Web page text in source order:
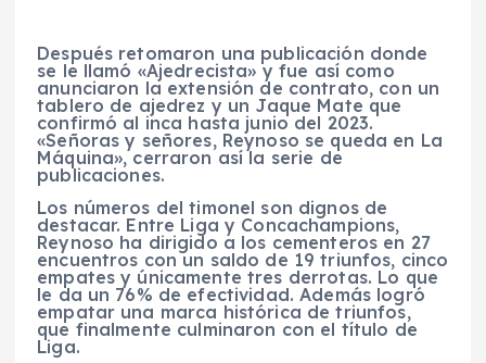
Después retomaron una publicación donde
se le llamó «Ajedrecista» y fue así como
anunciaron la extensión de contrato, con un
tablero de ajedrez y un Jaque Mate que
confirmó al inca hasta junio del 2023.
«Señoras y señores, Reynoso se queda en La
Máquina», cerraron así la serie de
publicaciones.
Los números del timonel son dignos de
destacar. Entre Liga y Concachampions,
Reynoso ha dirigido a los cementeros en 27
encuentros con un saldo de 19 triunfos, cinco
empates y únicamente tres derrotas. Lo que
le da un 76% de efectividad. Además logró
empatar una marca histórica de triunfos,
que finalmente culminaron con el título de
Liga.